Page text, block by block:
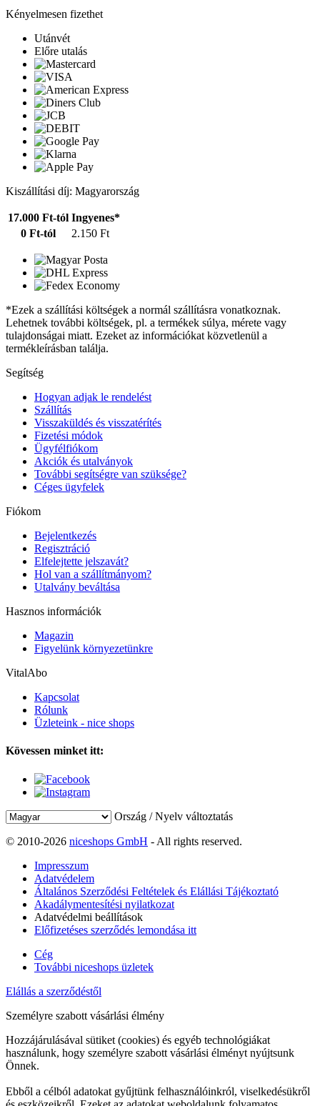
Kényelmesen fizethet
Utánvét
Előre utalás
Kiszállítási díj: Magyarország
17.000 Ft-tól Ingyenes*
0 Ft-tól
2.150 Ft
*Ezek a szállítási költségek a normál szállításra vonatkoznak.
Lehetnek további költségek, pl. a termékek súlya, mérete vagy
tulajdonságai miatt. Ezeket az információkat közvetlenül a
termékleírásban találja.
Segítség
Hogyan adjak le rendelést
Szállítás
Visszaküldés és visszatérítés
Fizetési módok
Ügyfélfiókom
Akciók és utalványok
További segítségre van szüksége?
Céges ügyfelek
Fiókom
Bejelentkezés
Regisztráció
Elfelejtette jelszavát?
Hol van a szállítmányom?
Utalvány beváltása
Hasznos információk
Magazin
Figyelünk környezetünkre
VitalAbo
Kapcsolat
Rólunk
Üzleteink - nice shops
Kövessen minket itt:
Ország / Nyelv változtatás
© 2010-2026 niceshops GmbH - All rights reserved.
Impresszum
Adatvédelem
Általános Szerződési Feltételek és Elállási Tájékoztató
Akadálymentesítési nyilatkozat
Adatvédelmi beállítások
Előfizetéses szerződés lemondása itt
Cég
További niceshops üzletek
Elállás a szerződéstől
Személyre szabott vásárlási élmény
Hozzájárulásával sütiket (cookies) és egyéb technológiákat
használunk, hogy személyre szabott vásárlási élményt nyújtsunk
Önnek.
Ebből a célból adatokat gyűjtünk felhasználóinkról, viselkedésükről